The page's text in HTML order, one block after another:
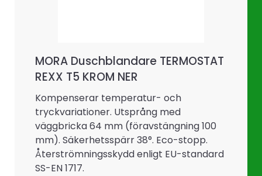
MORA Duschblandare TERMOSTAT
REXX T5 KROM NER
Kompenserar temperatur- och
tryckvariationer. Utsprång med
väggbricka 64 mm (föravstängning 100
mm). Säkerhetsspärr 38°. Eco-stopp.
Återströmningsskydd enligt EU-standard
SS-EN 1717.